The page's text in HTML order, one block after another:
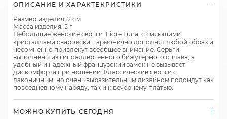
ОПИСАНИЕ И ХАРАКТЕКРИСТИКИ
Размер изделия: 2 см
Масса изделия: 5 г
Небольшие женские серьги Fiore Luna, с сияющими
кристаллами сваровски, гармонично дополнят любой образ и
несомненно привлекут всеобщее внимание. Серьги
выполнены из гипоаллергенного бижутерного сплава, а
удобный и надежный французский замок не вызывает
дискомфорта при ношении. Классические серьги с
лаконичным, но очень выразительным дизайном подойдут как
повседневному наряду, так и к вечернему платью.
МОЖНО КУПИТЬ СЕГОДНЯ